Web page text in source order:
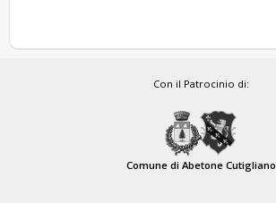
Con il Patrocinio di:
Comune di Abetone Cutigliano